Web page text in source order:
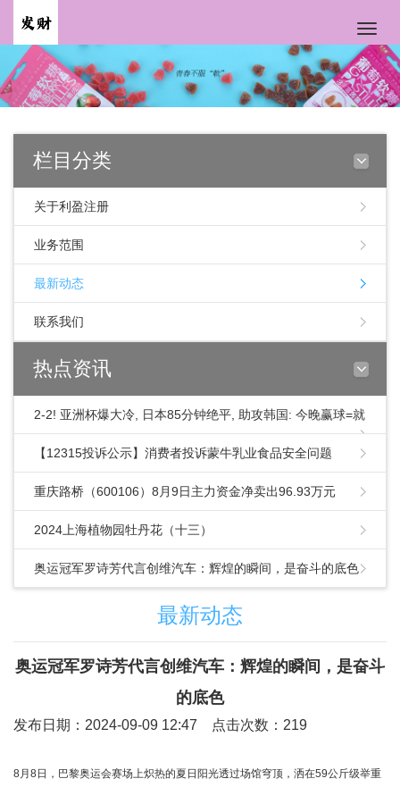
Toggle
栏目分类
关于利盈注册
业务范围
最新动态
联系我们
热点资讯
2-2! 亚洲杯爆大冷, 日本85分钟绝平, 助攻韩国: 今晚赢球=就
提前出线
【12315投诉公示】消费者投诉蒙牛乳业食品安全问题
重庆路桥（600106）8月9日主力资金净卖出96.93万元
2024上海植物园牡丹花（十三）
奥运冠军罗诗芳代言创维汽车：辉煌的瞬间，是奋斗的底色
最新动态
奥运冠军罗诗芳代言创维汽车：辉煌的瞬间，是奋斗
的底色
发布日期：2024-09-09 12:47 点击次数：219
8月8日，巴黎奥运会赛场上炽热的夏日阳光透过场馆穹顶，洒在59公斤级举重